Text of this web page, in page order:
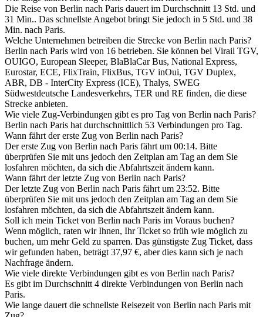
Die Reise von Berlin nach Paris dauert im Durchschnitt 13 Std. und
31 Min.. Das schnellste Angebot bringt Sie jedoch in 5 Std. und 38
Min. nach Paris.
Welche Unternehmen betreiben die Strecke von Berlin nach Paris?
Berlin nach Paris wird von 16 betrieben. Sie können bei Virail TGV,
OUIGO, European Sleeper, BlaBlaCar Bus, National Express,
Eurostar, ECE, FlixTrain, FlixBus, TGV inOui, TGV Duplex,
ABR, DB - InterCity Express (ICE), Thalys, SWEG
Südwestdeutsche Landesverkehrs, TER und RE finden, die diese
Strecke anbieten.
Wie viele Zug-Verbindungen gibt es pro Tag von Berlin nach Paris?
Berlin nach Paris hat durchschnittlich 53 Verbindungen pro Tag.
Wann fährt der erste Zug von Berlin nach Paris?
Der erste Zug von Berlin nach Paris fährt um 00:14. Bitte
überprüfen Sie mit uns jedoch den Zeitplan am Tag an dem Sie
losfahren möchten, da sich die Abfahrtszeit ändern kann.
Wann fährt der letzte Zug von Berlin nach Paris?
Der letzte Zug von Berlin nach Paris fährt um 23:52. Bitte
überprüfen Sie mit uns jedoch den Zeitplan am Tag an dem Sie
losfahren möchten, da sich die Abfahrtszeit ändern kann.
Soll ich mein Ticket von Berlin nach Paris im Voraus buchen?
Wenn möglich, raten wir Ihnen, Ihr Ticket so früh wie möglich zu
buchen, um mehr Geld zu sparren. Das günstigste Zug Ticket, dass
wir gefunden haben, beträgt 37,97 €, aber dies kann sich je nach
Nachfrage ändern.
Wie viele direkte Verbindungen gibt es von Berlin nach Paris?
Es gibt im Durchschnitt 4 direkte Verbindungen von Berlin nach
Paris.
Wie lange dauert die schnellste Reisezeit von Berlin nach Paris mit